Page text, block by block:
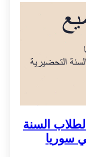
السنة
سوريا